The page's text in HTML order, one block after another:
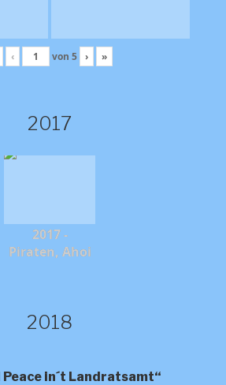
‹ von 5 › »
2017
2017 -
Piraten, Ahoi
2018
Peace in´t Landratsamt“